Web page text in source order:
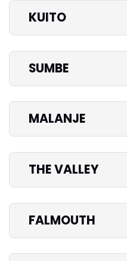
KUITO
SUMBE
MALANJE
THE VALLEY
FALMOUTH